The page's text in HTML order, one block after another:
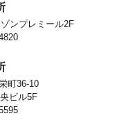
ンプレミール2F
町36-10
ビル5F